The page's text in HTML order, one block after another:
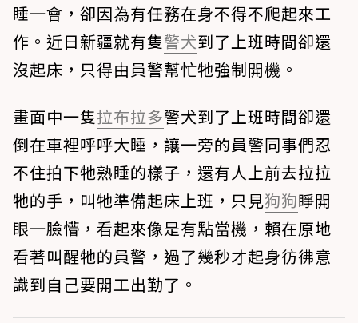
睡一會，卻因為有任務在身不得不爬起來工
作。近日新疆就有隻警犬到了上班時間卻還
沒起床，只得由員警幫忙牠強制開機。
畫面中一隻拉布拉多警犬到了上班時間卻還
倒在車裡呼呼大睡，讓一旁的員警同事們忍
不住拍下牠熟睡的樣子，還有人上前去拉拉
牠的手，叫牠準備起床上班，只見狗狗睜開
眼一臉懵，看起來像是有點當機，賴在原地
看著叫醒牠的員警，過了幾秒才起身彷彿意
識到自己要開工出勤了。